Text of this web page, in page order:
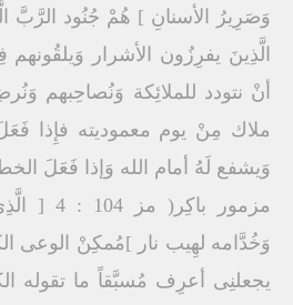
وَصَرِيرُ الأسنانِ ] هُمْ جُنُود الرَّبَّ
الَّذِينَ يفرِزُون الأشرار وَيلقُونهم
أنْ نتودد للملائِكة وَنُصاحِبهم
ملاك مِنْ يوم معموديته فإِذا
وَيشفع لَهُ أمام الله وَإذا فَعَلَ
مزمور
وَخُدَّامه لهِيب نار ]مُمكِنْ الوعى
يجعلنِى أعرِف مُسبَّقاً ما تقوله